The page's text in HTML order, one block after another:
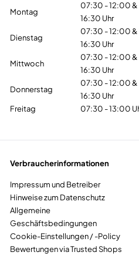
Montag
07:30 - 12:00 &
16:30 Uhr
Dienstag
07:30 - 12:00 &
16:30 Uhr
Mittwoch
07:30 - 12:00 &
16:30 Uhr
Donnerstag
07:30 - 12:00 &
16:30 Uhr
Freitag
07:30 - 13:00
Verbraucherinformationen
Impressum und Betreiber
Hinweise zum Datenschutz
Allgemeine
Geschäftsbedingungen
Cookie-Einstellungen / -Policy
Bewertungen via Trusted Shops